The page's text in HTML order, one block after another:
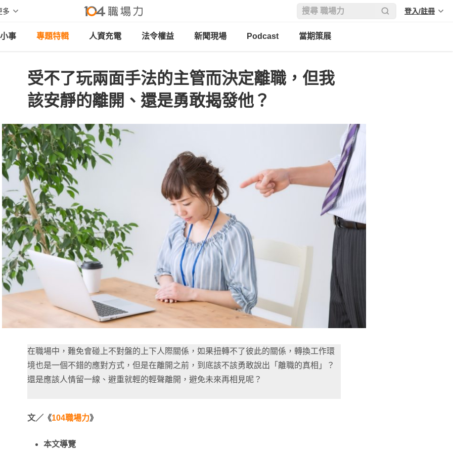
多 登入/註冊
事 專題特輯 人資充電 法令權益 新聞現場 Podcast 當期策展
受不了玩兩面手法的主管而決定離職，但我
該安靜的離開、還是勇敢揭發他？
在職場中，難免會碰上不對盤的上下人際關係，如果扭轉不了彼此的關係，轉換工作環
境也是一個不錯的應對方式，但是在離開之前，到底該不該勇敢說出「離職的真相」？
還是應該人情留一線、避重就輕的輕聲離開，避免未來再相見呢？
文／《104職場力》
本文導覽